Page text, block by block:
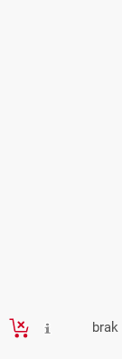
brak